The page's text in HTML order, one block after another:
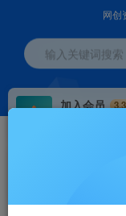
网创
输入关键词搜索
加入会员